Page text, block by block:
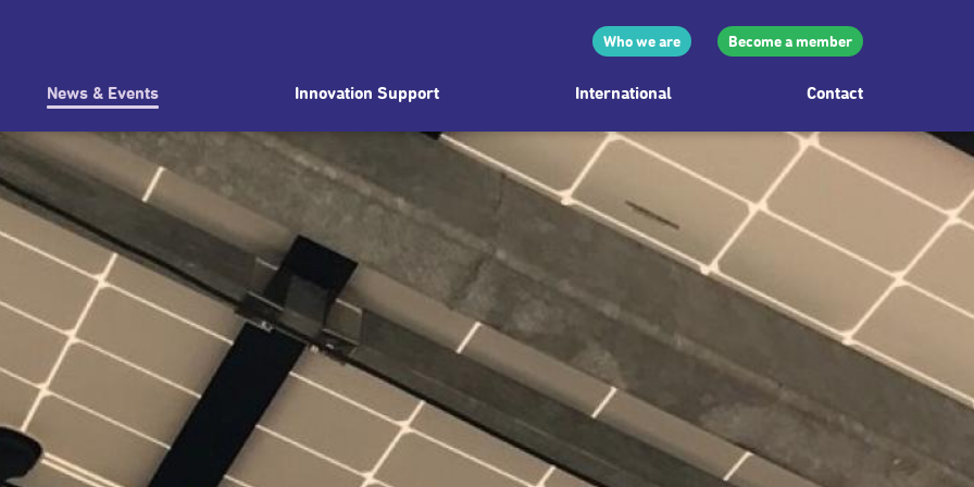
Who we are Become a member
News & Events Innovation Support International Contact